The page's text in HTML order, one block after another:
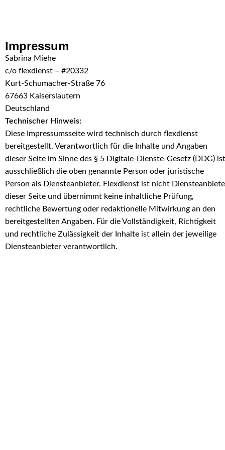
Impressum
Sabrina Miehe
c/o flexdienst – #20332
Kurt-Schumacher-Straße 76
67663 Kaiserslautern
Deutschland
Technischer Hinweis:
Diese Impressumsseite wird technisch durch flexdienst
bereitgestellt. Verantwortlich für die Inhalte und Angaben
dieser Seite im Sinne des § 5 Digitale-Dienste-Gesetz (DDG) ist
ausschließlich die oben genannte Person oder juristische
Person als Diensteanbieter. Flexdienst ist nicht
dieser Seite und übernimmt keine inhaltliche Prüfung,
rechtliche Bewertung oder redaktionelle Mitwirkung an den
bereitgestellten Angaben. Für die Vollständigkeit, Richtigkeit
und rechtliche Zulässigkeit der Inhalte ist allein der jeweilige
Diensteanbieter verantwortlich.